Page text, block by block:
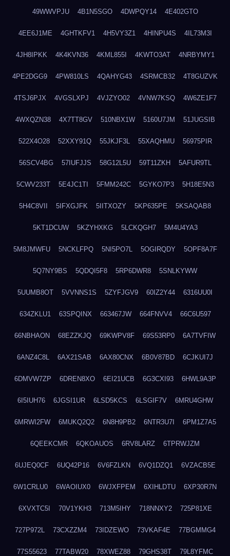
49WWVPJU 4B1N5SGO 4DWPQY14 4E402GTO
4EE6J1ME 4GHTKFV1 4H5VY3Z1 4HINPU4S 4IL73M3I
4JH8IPKK 4K4KVN36 4KML855I 4KWTO3AT 4NRBYMY1
4PE2DGG9 4PW810LS 4QAHYG43 4SRMCB32 4T8GUZVK
4TSJ6PJX 4VGSLXPJ 4VJZYO02 4VNW7KSQ 4W6ZE1F7
4WXQZN38 4X7TT8GV 510NBX1W 5160U7JM 51JUGSIB
522X4O28 52XXY91Q 55JKJF3L 55XAQHMU 56975PIR
56SCV4BG 57IUFJJS 58G12L5U 59T11ZKH 5AFUR9TL
5CWV233T 5E4JC1TI 5FMM242C 5GYKO7P3 5H18E5N3
5H4C8VII 5IFXGJFK 5IITXOZY 5KP635PE 5KSAQAB8
5KT1DCUW 5KZYHXKG 5LCKQGH7 5M4U4YA3
5M8JMWFU 5NCKLFPQ 5NI5PO7L 5OGIRQDY 5OPF8A7F
5Q7NY9BS 5QDQI5F8 5RP6DWR8 5SNLKYWW
5UUMB8OT 5VVNNS1S 5ZYFJGV9 60IZ2Y44 6316UU0I
634ZKLU1 63SPQINX 663467JW 664FNVV4 66C6U597
66NBHAON 68EZZKJQ 69KWPV8F 69S53RP0 6A7TVFIW
6ANZ4C8L 6AX21SAB 6AX80CNX 6B0V87BD 6CJKUI7J
6DMVW7ZP 6DREN8XO 6EI21UCB 6G3CXI93 6HWL9A3P
6I5IUH76 6JGSI1UR 6LSD5KCS 6LSGIF7V 6MRU4GHW
6MRWI2FW 6MUKQ2Q2 6N8H9PB2 6NTR3U7I 6PM1Z7A5
6QEEKCMR 6QKOAUOS 6RV8LARZ 6TPRWJZM
6UJEQ0CF 6UQ42P16 6V6FZLKN 6VQ1DZQ1 6VZACB5E
6W1CRLU0 6WAOIUX0 6WJXFPEM 6XIHLDTU 6XP30R7N
6XVXTC5I 70V1YKH3 713M5IHY 718NNXY2 725P81XE
727P972L 73CXZZM4 73IDZEWO 73VKAF4E 77BGMMG4
77S55623 77TABW20 78XWEZ88 79GHS38T 79L8YFMC